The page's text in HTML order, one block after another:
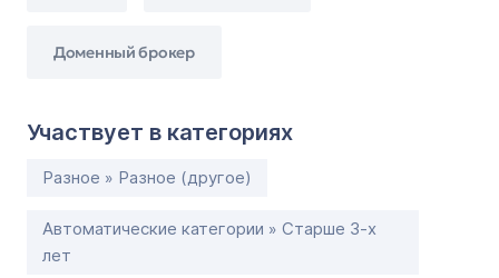
Доменный брокер
Участвует в категориях
Разное » Разное (другое)
Автоматические категории » Старше 3-х
лет